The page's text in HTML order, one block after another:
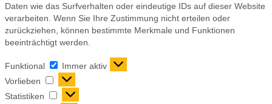
Daten wie das Surfverhalten oder eindeutige IDs auf dieser Website
verarbeiten. Wenn Sie Ihre Zustimmung nicht erteilen oder
zurückziehen, können bestimmte Merkmale und Funktionen
beeinträchtigt werden.
Funktional
Immer aktiv
Vorlieben
Statistiken